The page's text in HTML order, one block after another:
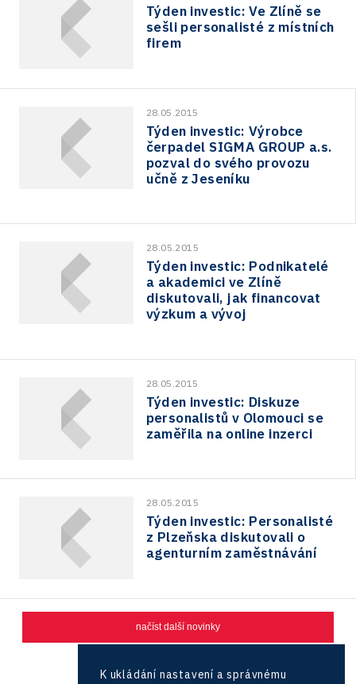
Týden investic: Ve Zlíně se
sešli personalisté z místních
firem
28.05.2015
Týden investic: Výrobce
čerpadel SIGMA GROUP a.s.
pozval do svého provozu
učně z Jeseníku
28.05.2015
Týden investic: Podnikatelé
a akademici ve Zlíně
diskutovali, jak financovat
výzkum a vývoj
28.05.2015
Týden investic: Diskuze
personalistů v Olomouci se
zaměřila na online inzerci
28.05.2015
Týden investic: Personalisté
z Plzeňska diskutovali o
agenturním zaměstnávání
načíst další novinky
K ukládání nastavení a správnému